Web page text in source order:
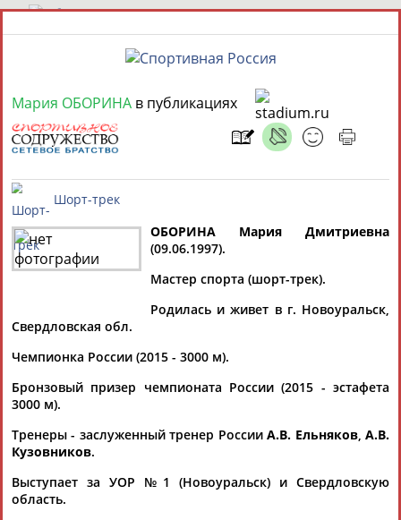
7 августа 2026 года,
СПОРТСМЕНЫ, ТРЕНЕРЫ И СПЕЦИАЛИСТЫ
Найдено: 1персона
Мария
Ваш запрос: "Мария ОБОРИНА"
СКР назвал состав российской сборной по шорт-треку на
сезон-2015/16
Мария Оборина. Команда B (молодежная), мужчины:
Тимур...
15.04.2015
Руслан Захаров выиграл чемпионат России по шорт-треку на
Мария ОБОРИНА в публикациях
Шорт-трек
ОБОРИНА Мария Дмитриевна
(09.06.1997).
Мастер спорта (шорт-трек).
Родилась и живет в г. Новоуральск,
Свердловская обл.
Чемпионка России (2015 - 3000 м).
Бронзовый призер чемпионата России (2015 - эстафета
3000 м).
Тренеры - заслуженный тренер РоссииА.В. Ельняков,А.В.
Кузовников.
Выступает за УОР №1 (Новоуральск) и Свердловскую
область.